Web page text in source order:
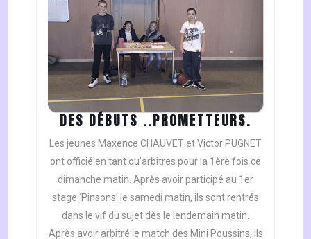
DES DÉBUTS ..PROMETTEURS.DES
DÉBUTS
Les jeunes Maxence CHAUVET et Victor PUGNET
ont officié en tant qu’arbitres pour la 1ère fois ce
dimanche matin. Après avoir participé au 1er
stage ‘Pinsons’ le samedi matin, ils sont rentrés
dans le vif du sujet dès le lendemain matin.
Après avoir arbitré le match des Mini Poussins, ils